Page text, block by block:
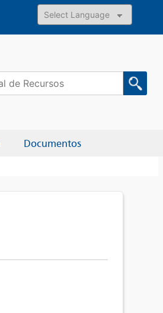
Powered by
Documentos